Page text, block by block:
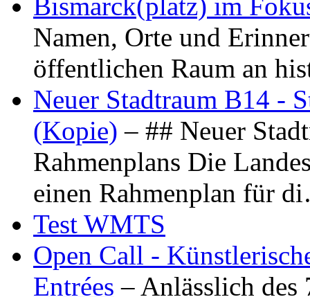
Namen, Orte und
öffentlichen Raum an
Neuer Stadtraum B14 -
(Kopie) – ## Neuer
Rahmenplans Die
einen Rahmenplan für
Test WMTS
Open Call -
Entrées – Anlässlich